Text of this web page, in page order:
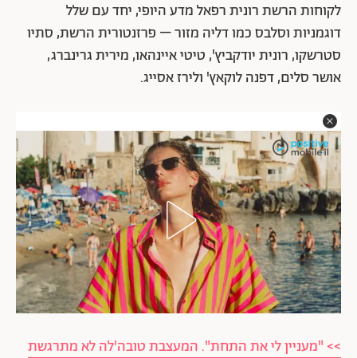
לקוחות הרשת רונית רפאל מדע היופי, יחד עם שלל
דוגמניות וסלבס כמו דליה מזור – פרזנטורית הרשת, סתיו
סטרשקו, רונית יודקביץ', טיטי איינהאו, מירית גרינברג,
אושר סלים, דפנה לוקאץ' ולירז אסייג.
>> "מעניין לי את התחת". המעצבת טובה'לה לא מתרגשת